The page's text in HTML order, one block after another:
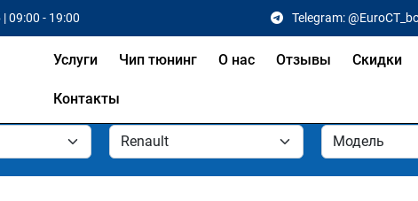
09:00 - 19:00 Telegram:
Услуги Чип тюнинг О нас Отзывы Скидки
Контакты